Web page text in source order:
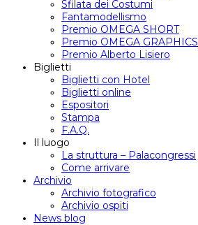
Sfilata dei Costumi
Fantamodellismo
Premio OMEGA SHORT
Premio OMEGA GRAPHICS
Premio Alberto Lisiero
Biglietti
Biglietti con Hotel
Biglietti online
Espositori
Stampa
F.A.Q.
Il luogo
La struttura – Palacongressi
Come arrivare
Archivio
Archivio fotografico
Archivio ospiti
News blog